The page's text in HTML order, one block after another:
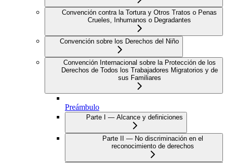
Convención contra la Tortura y Otros Tratos o Penas
Crueles, Inhumanos o Degradantes
Convención sobre los Derechos del Niño
Convención Internacional sobre la Protección de los
Derechos de Todos los Trabajadores Migratorios y de
sus Familiares
Preámbulo
Parte I — Alcance y definiciones
Parte II — No discriminación en el
reconocimiento de derechos